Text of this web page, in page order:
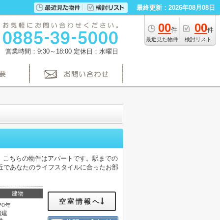
最終更新：2026年08月08日
00件
最近見た物件
00件
検討リスト
営業時間：9:30～18:00 定休日：水曜日
ちらの物件はアパートです。駅までの
あなたのライフスタイルに合ったお部
建物
年
建
空室情報へ